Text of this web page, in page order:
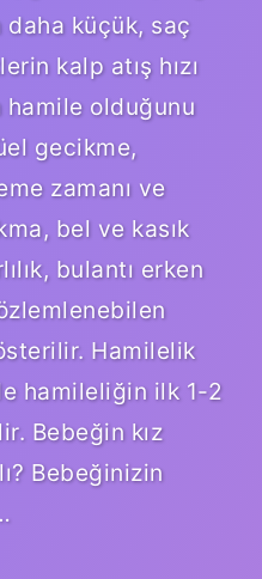
küçük, saç
kalp atış hızı
hamile olduğunu
gecikme,
zamanı ve
bel ve kasık
bulantı erken
Hamilelik
hamileliğin ilk 1-2
Bebeğin kız
Bebeğinizin